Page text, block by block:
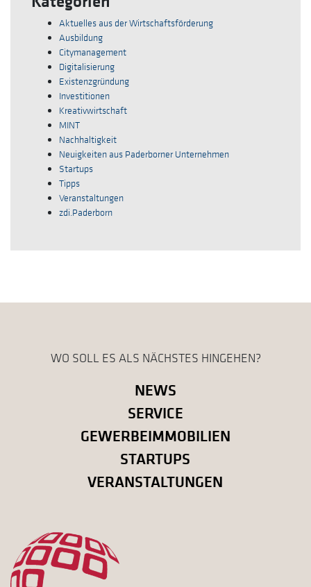
Aktuelles aus der Wirtschaftsförderung
Ausbildung
Citymanagement
Digitalisierung
Existenzgründung
Investitionen
Kreativwirtschaft
MINT
Nachhaltigkeit
Neuigkeiten aus Paderborner Unternehmen
Startups
Tipps
Veranstaltungen
zdi.Paderborn
WO SOLL ES ALS NÄCHSTES HINGEHEN?
NEWS
SERVICE
GEWERBEIMMOBILIEN
STARTUPS
VERANSTALTUNGEN